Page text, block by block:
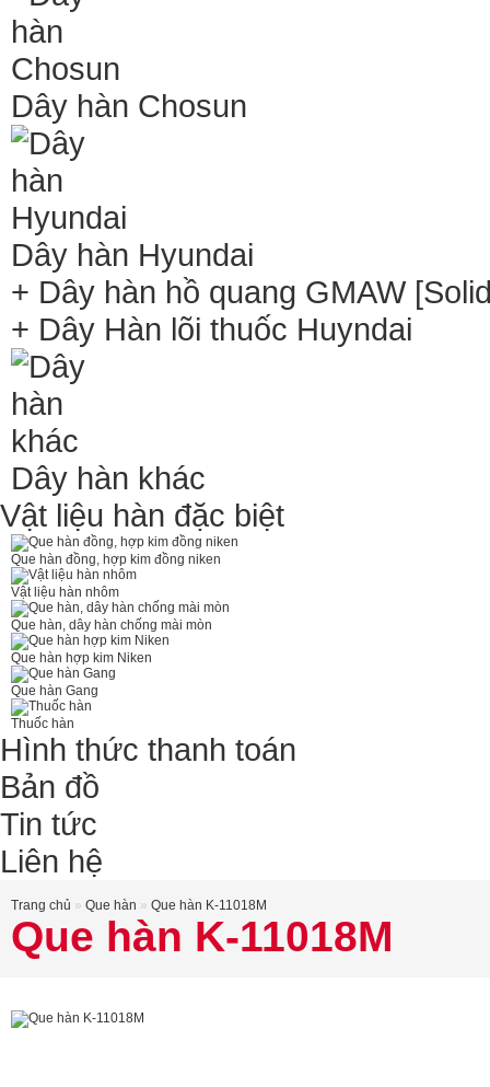
Dây hàn Chosun
Dây hàn Hyundai
+ Dây hàn hồ quang GMAW
+ Dây Hàn lõi thuốc Huyndai
Dây hàn khác
Vật liệu hàn đặc biệt
Que hàn đồng, hợp kim đồng niken
Vật liệu hàn nhôm
Que hàn, dây hàn chống mài mòn
Que hàn hợp kim Niken
Que hàn Gang
Thuốc hàn
Hình thức thanh toán
Bản đồ
Tin tức
Liên hệ
Trang chủ » Que hàn » Que hàn K-11018M
Que hàn K-11018M